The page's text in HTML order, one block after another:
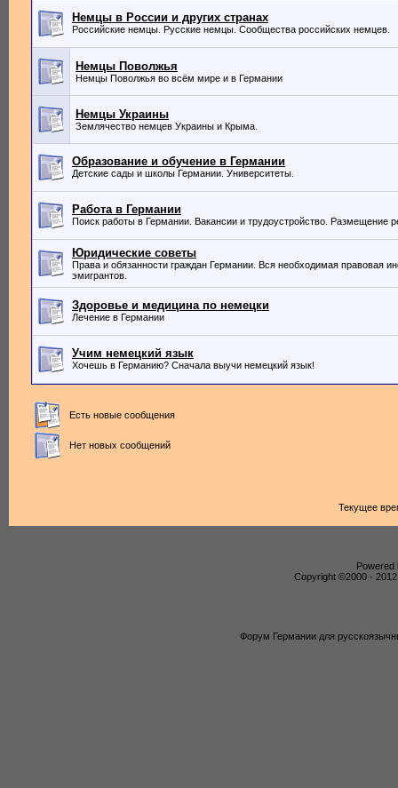
Немцы в России и других странах
Российские немцы. Русские немцы. Сообщества российских немцев.
Немцы Поволжья
Немцы Поволжья во всём мире и в Германии
Немцы Украины
Землячество немцев Украины и Крыма.
Образование и обучение в Германии
Детские сады и школы Германии. Университеты.
Работа в Германии
Поиск работы в Германии. Вакансии и трудоустройство. Размещение
Юридические советы
Права и обязанности граждан Германии. Вся необходимая правовая
эмигрантов.
Здоровье и медицина по немецки
Лечение в Германии
Учим немецкий язык
Хочешь в Германию? Сначала выучи немецкий язык!
Есть новые сообщения
Нет новых сообщений
Текущее
Powered
Copyright ©2000 -
Форум Германии для